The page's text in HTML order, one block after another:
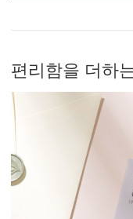
편리함을 더하